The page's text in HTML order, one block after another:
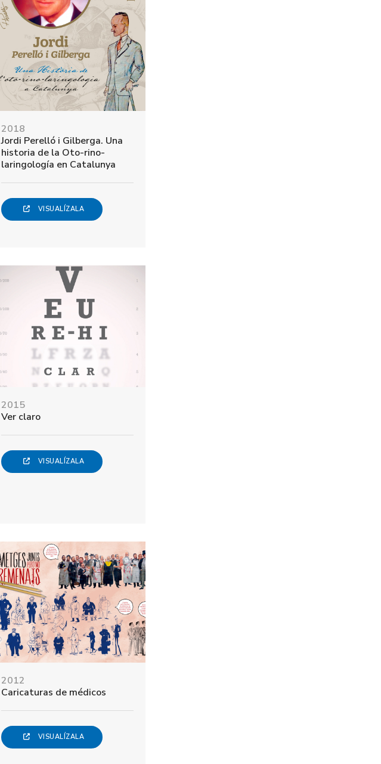
2018
Jordi Perelló i Gilberga. Una
historia de la Oto-rino-
laringología en Catalunya
VISUALÍZALA
2015
Ver claro
VISUALÍZALA
2012
Caricaturas de médicos
VISUALÍZALA